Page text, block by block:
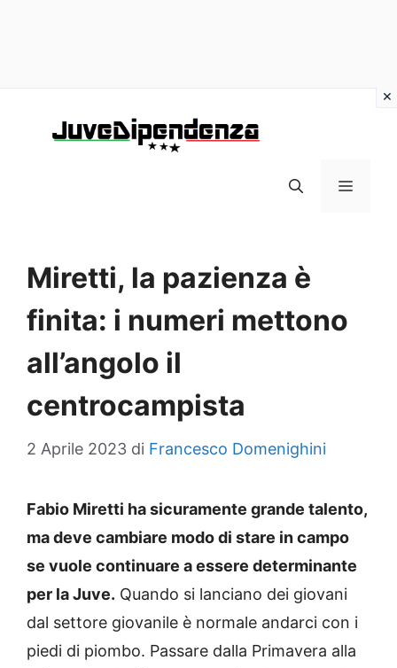
MENU
Miretti, la pazienza è
finita: i numeri mettono
all’angolo il
centrocampista
2 Aprile 2023 di Francesco Domenighini
Fabio Miretti ha sicuramente grande talento,
ma deve cambiare modo di stare in campo
se vuole continuare a essere determinante
per la Juve. Quando si lanciano dei giovani
dal settore giovanile è normale andarci con i
piedi di piombo. Passare dalla Primavera alla